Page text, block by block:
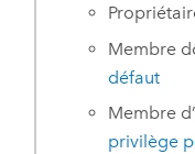
Membre
défaut
Membre
privilège